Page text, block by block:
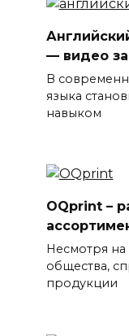
— видео
В
языка
навыком
OQprint –
Несмотря
общества,
продукции